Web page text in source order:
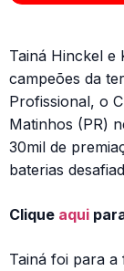
Tainá Hinckel e
campeões da
Profissional, o
Matinhos (PR)
30mil de
baterias
Clique aqui
Tainá foi para